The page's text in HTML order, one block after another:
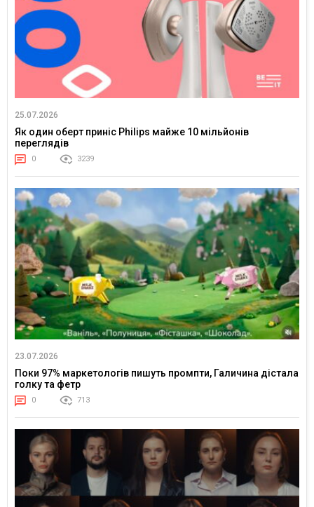
25.07.2026
Як один оберт приніс Philips майже 10 мільйонів
переглядів
0 3239
23.07.2026
Поки 97% маркетологів пишуть промпти, Галичина дістала
голку та фетр
0 713